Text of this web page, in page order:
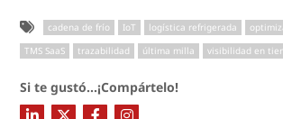
cadena de frío IoT logística refrigerada
TMS SaaS
trazabilidad última milla visibilidad en
Si te gustó...¡Compártelo!